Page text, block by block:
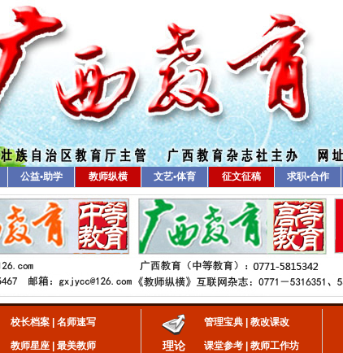
公益•助学 教师纵横 文艺•体育 征文征稿 求职•合作
校长档案 名师速写
教师星座 最美教师 理论
管理宝典 教改课改
课堂参考 教师工作坊